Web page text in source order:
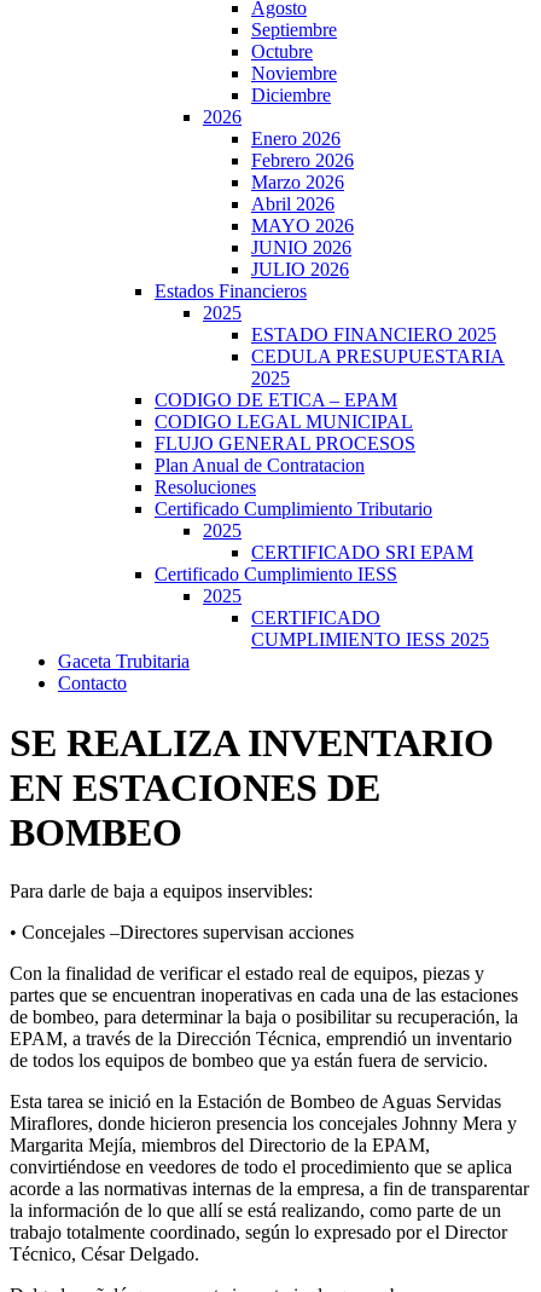
Agosto
Septiembre
Octubre
Noviembre
Diciembre
2026
Enero 2026
Febrero 2026
Marzo 2026
Abril 2026
MAYO 2026
JUNIO 2026
JULIO 2026
Estados Financieros
2025
ESTADO FINANCIERO 2025
CEDULA PRESUPUESTARIA
2025
CODIGO DE ETICA – EPAM
CODIGO LEGAL MUNICIPAL
FLUJO GENERAL PROCESOS
Plan Anual de Contratacion
Resoluciones
Certificado Cumplimiento Tributario
2025
CERTIFICADO SRI EPAM
Certificado Cumplimiento IESS
2025
CERTIFICADO
CUMPLIMIENTO IESS 2025
Gaceta Trubitaria
Contacto
SE REALIZA INVENTARIO
EN ESTACIONES DE
BOMBEO
Para darle de baja a equipos inservibles:
• Concejales –Directores supervisan acciones
Con la finalidad de verificar el estado real de equipos, piezas y
partes que se encuentran inoperativas en cada una de las estaciones
de bombeo, para determinar la baja o posibilitar su recuperación, la
EPAM, a través de la Dirección Técnica, emprendió un inventario
de todos los equipos de bombeo que ya están fuera de servicio.
Esta tarea se inició en la Estación de Bombeo de Aguas Servidas
Miraflores, donde hicieron presencia los concejales Johnny Mera y
Margarita Mejía, miembros del Directorio de la EPAM,
convirtiéndose en veedores de todo el procedimiento que se aplica
acorde a las normativas internas de la empresa, a fin de transparentar
la información de lo que allí se está realizando, como parte de un
trabajo totalmente coordinado, según lo expresado por el Director
Técnico, César Delgado.